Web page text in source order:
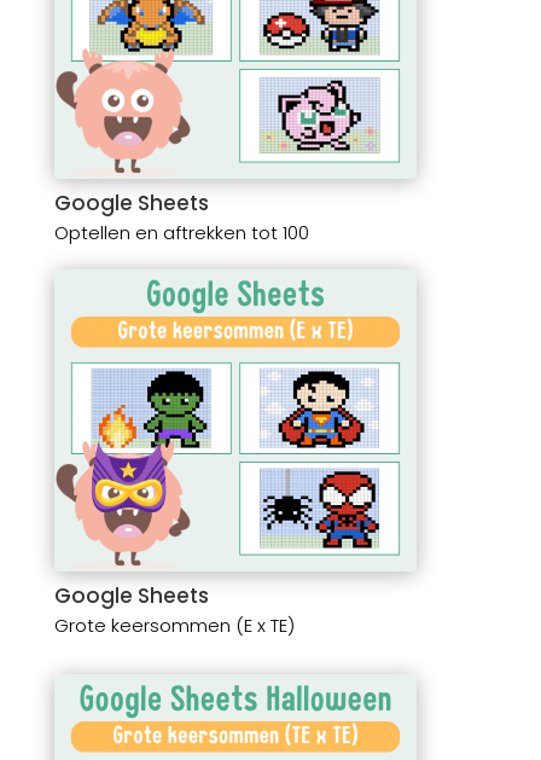
Google Sheets
Optellen en aftrekken tot 100
Google Sheets
Grote keersommen (E x TE)